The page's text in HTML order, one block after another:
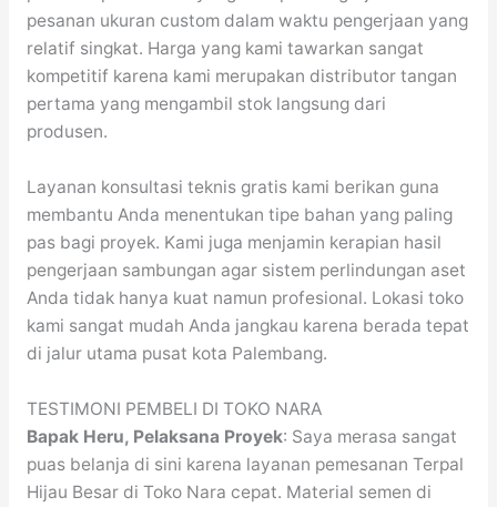
pesanan ukuran custom dalam waktu pengerjaan yang
relatif singkat. Harga yang kami tawarkan sangat
kompetitif karena kami merupakan distributor tangan
pertama yang mengambil stok langsung dari
produsen.
Layanan konsultasi teknis gratis kami berikan guna
membantu Anda menentukan tipe bahan yang paling
pas bagi proyek. Kami juga menjamin kerapian hasil
pengerjaan sambungan agar sistem perlindungan aset
Anda tidak hanya kuat namun profesional. Lokasi toko
kami sangat mudah Anda jangkau karena berada tepat
di jalur utama pusat kota Palembang.
TESTIMONI PEMBELI DI TOKO NARA
Bapak Heru, Pelaksana Proyek: Saya merasa sangat
puas belanja di sini karena layanan pemesanan Terpal
Hijau Besar di Toko Nara cepat. Material semen di